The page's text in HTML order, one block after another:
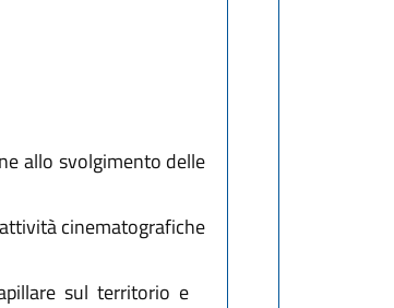
allo svolgimento delle
cinematografiche
sul territorio e